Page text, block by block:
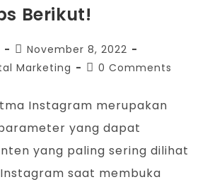
Berikut!
November 8, 2022
Marketing 0 Comments
Instagram merupakan
yang dapat
yang paling sering dilihat
saat membuka